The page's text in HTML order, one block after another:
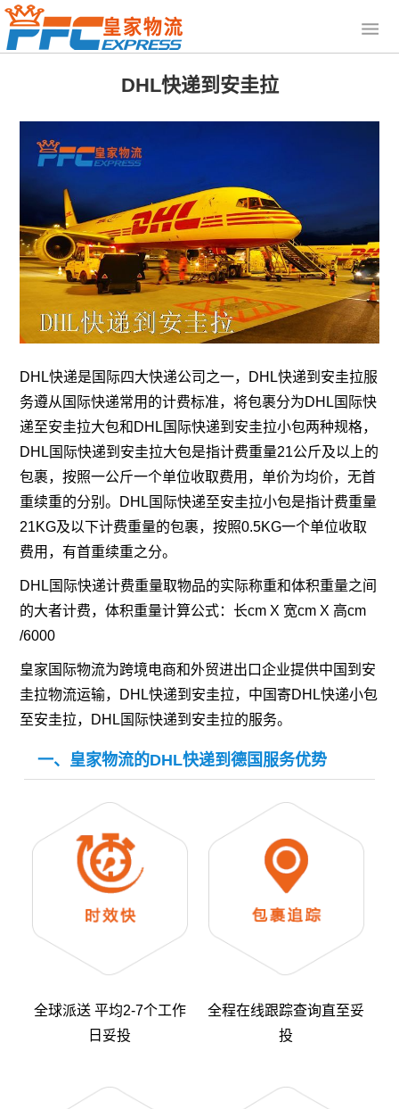
DHL快递到安圭拉
DHL快递是国际四大快递公司之一，DHL快递到安圭拉服
务遵从国际快递常用的计费标准，将包裹分为DHL国际快
递至安圭拉大包和DHL国际快递到安圭拉小包两种规格，
DHL国际快递到安圭拉大包是指计费重量21公斤及以上的
包裹，按照一公斤一个单位收取费用，单价为均价，无首
重续重的分别。DHL国际快递至安圭拉小包是指计费重量
21KG及以下计费重量的包裹，按照0.5KG一个单位收取
费用，有首重续重之分。
DHL国际快递计费重量取物品的实际称重和体积重量之间
的大者计费，体积重量计算公式：长cm X 宽cm X 高cm
/6000
皇家国际物流为跨境电商和外贸进出口企业提供中国到安
圭拉物流运输，DHL快递到安圭拉，中国寄DHL快递小包
至安圭拉，DHL国际快递到安圭拉的服务。
一、皇家物流的DHL快递到德国服务优势
全球派送 平均2-7个工作
日妥投
全程在线跟踪查询直至妥
投